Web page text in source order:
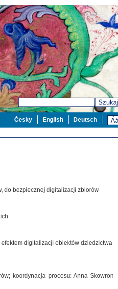
Szukaj
Deutsch
English
Česky
do bezpiecznej digitalizacji zbiorów
digitalizacji obiektów dziedzictwa
koordynacja procesu: Anna Skowron